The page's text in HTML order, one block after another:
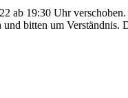
ab 19:30 Uhr
bitten um Verständnis.